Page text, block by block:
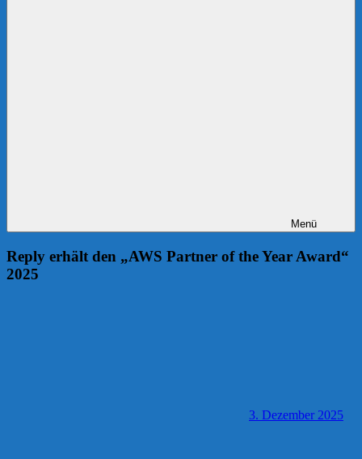
Menü
Reply erhält den „AWS Partner of the Year Award“
2025
3. Dezember 2025